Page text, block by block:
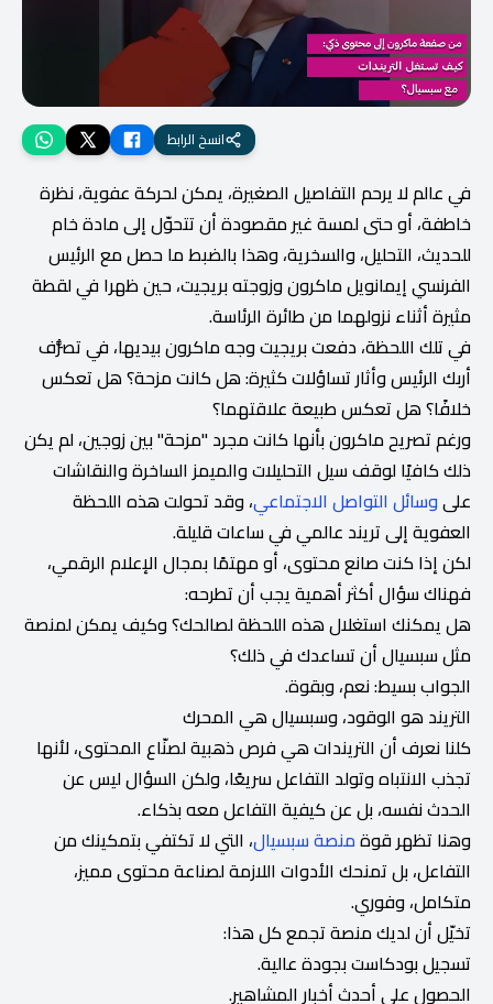
انسخ الرابط
في عالم لا يرحم التفاصيل الصغيرة، يمكن لحركة عفوية، نظرة
خاطفة، أو حتى لمسة غير مقصودة أن تتحوّل إلى مادة خام
للحديث، التحليل، والسخرية، وهذا بالضبط ما حصل مع الرئيس
الفرنسي إيمانويل ماكرون وزوجته بريجيت، حين ظهرا في لقطة
مثيرة أثناء نزولهما من طائرة الرئاسة.
في تلك اللحظة، دفعت بريجيت وجه ماكرون بيديها، في تصرُّف
أربك الرئيس وأثار تساؤلات كثيرة: هل كانت مزحة؟ هل تعكس
خلافًا؟ هل تعكس طبيعة علاقتهما؟
ورغم تصريح ماكرون بأنها كانت مجرد "مزحة" بين زوجين، لم يكن
ذلك كافيًا لوقف سيل التحليلات والميمز الساخرة والنقاشات
علىوسائل التواصل الاجتماعي، وقد تحولت هذه اللحظة
العفوية إلى تريند عالمي في ساعات قليلة.
لكن إذا كنت صانع محتوى، أو مهتمًا بمجال الإعلام الرقمي،
فهناك سؤال أكثر أهمية يجب أن تطرحه:
هل يمكنك استغلال هذه اللحظة لصالحك؟ وكيف يمكن لمنصة
مثل سبسيال أن تساعدك في ذلك؟
الجواب بسيط: نعم، وبقوة.
التريند هو الوقود، وسبسيال هي المحرك
كلنا نعرف أن التريندات هي فرص ذهبية لصنّاع المحتوى، لأنها
تجذب الانتباه وتولد التفاعل سريعًا، ولكن السؤال ليس عن
الحدث نفسه، بل عن كيفية التفاعل معه بذكاء.
وهنا تظهر قوةمنصة سبسيال، التي لا تكتفي بتمكينك من
التفاعل، بل تمنحك الأدوات اللازمة لصناعة محتوى مميز،
متكامل، وفوري.
تخيّل أن لديك منصة تجمع كل هذا:
تسجيل بودكاست بجودة عالية.
الحصول على أحدث أخبار المشاهير.